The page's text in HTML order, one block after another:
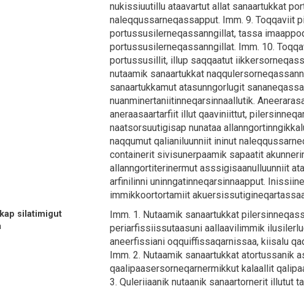
nukissiuutillu ataavartut allat sanaartukkat
naleqqussarneqassapput. Imm. 9. Toqqaviit
portussusilerneqassanngillat, tassa
portussusilerneqassanngillat. Imm. 10.
portussusillit, illup saqqaatut
nutaamik sanaartukkat
sanaartukkamut atasunngorlugit
nuanminertaniitinneqarsinnaallutik.
aneraasaartarfiit illut qaaviniittut,
naatsorsuutigisap nunataa
naqqumut qalianiluunniit ininut
containerit sivisunerpaamik sapaatit
allanngortiterinermut asssigisaanulluunniit
arfinilinni uninngatinneqarsinnaapput.
immikkoortortamiit
silatimigut
Imm. 1. Nutaamik sanaartukkat
periarfissiissutaasuni aallaavilimmik
aneerfissiani oqquiffissaqarnissaa, kiisalu
Imm. 2. Nutaamik sanaartukkat atortussanik
qaalipaasersorneqarnermikkut kalaallit
3. Quleriiaanik nutaanik sanaartornerit illutut